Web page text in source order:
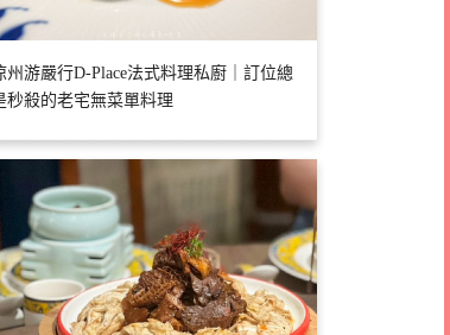
州游嚴行D-Place法式料理私廚｜訂位總
秒殺的老宅無菜單料理